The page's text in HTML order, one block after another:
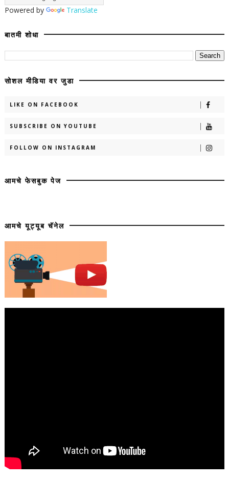
Powered by Translate
बातमी शोधा
सोशल मीडिया वर जुडा
LIKE ON FACEBOOK
SUBSCRIBE ON YOUTUBE
FOLLOW ON INSTAGRAM
आमचे फेसबुक पेज
आमचे यूट्यूब चॅनेल